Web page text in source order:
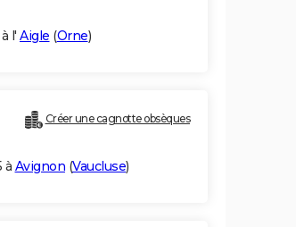
l' Aigle (Orne)
Créer une cagnotte obsèques
à Avignon (Vaucluse)